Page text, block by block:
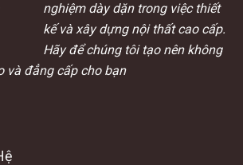
nghiệm dày dặn trong việc thiết
kế và xây dựng nội thất cao cấp.
Hãy để chúng tôi tạo nên không
và đẳng cấp cho bạn